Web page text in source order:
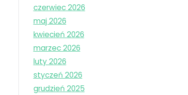
czerwiec 2026
maj 2026
kwiecień 2026
marzec 2026
luty 2026
styczeń 2026
grudzień 2025